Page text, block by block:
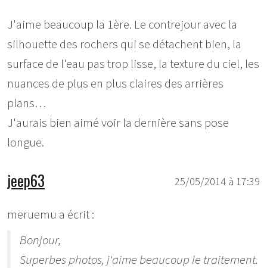
J'aime beaucoup la 1ère. Le contrejour avec la
silhouette des rochers qui se détachent bien, la
surface de l'eau pas trop lisse, la texture du ciel, les
nuances de plus en plus claires des arrières
plans…
J'aurais bien aimé voir la dernière sans pose
longue.
25/05/2014 à 17:39
jeep63
meruemu a écrit :
Bonjour,
Superbes photos, j'aime beaucoup le traitement.